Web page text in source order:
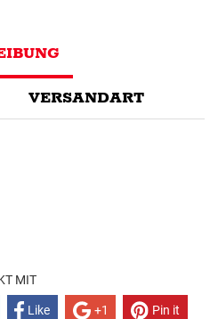
VERSANDART
MIT
Like +1 Pin it